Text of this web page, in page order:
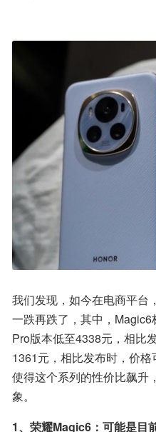
我们发现，如今在电商平台
一跌再跌了，其中，
Pro版本低至4338元，相比
1361元，相比发布时，价
使得这个系列的性价比飙升
象。
1、荣耀Magic6：可能是目